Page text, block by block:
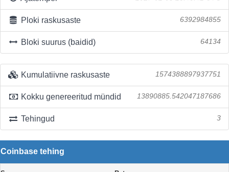
Ploki raskusaste 6392984855
Bloki suurus (baidid) 64134
Kumulatiivne raskusaste 1574388897937751
Kokku genereeritud mündid 13890885.542047187686
Tehingud 3
Coinbase tehing